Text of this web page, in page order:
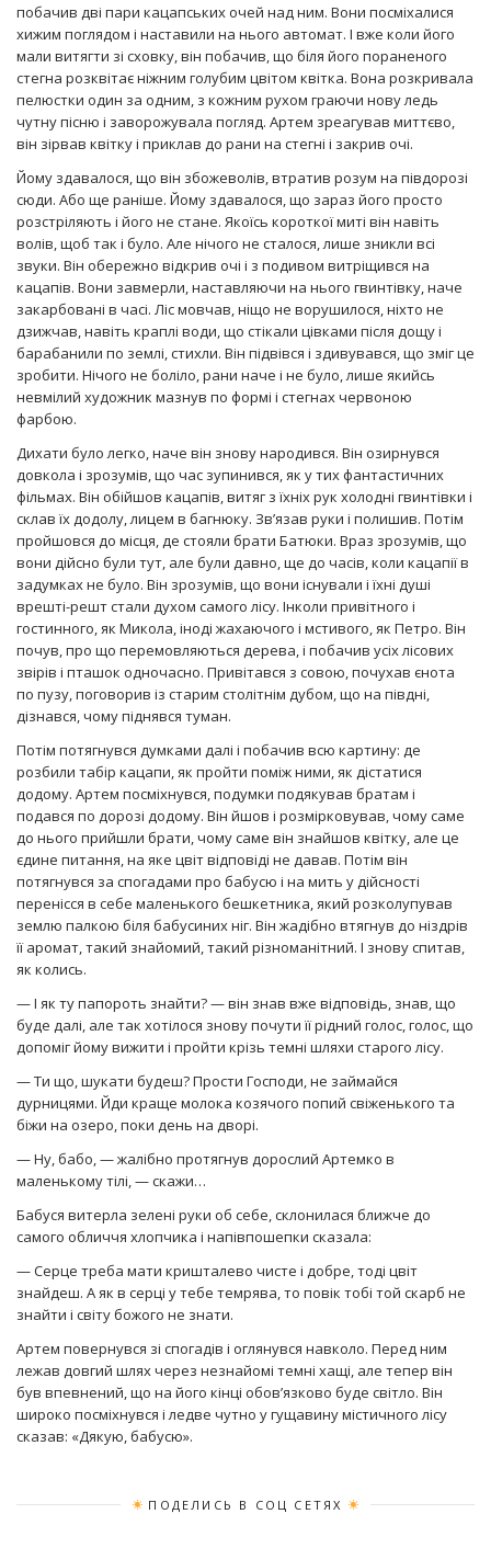
побачив дві пари кацапських очей над ним. Вони посміхалися
хижим поглядом і наставили на нього автомат. І вже коли його
мали витягти зі сховку, він побачив, що біля його пораненого
стегна розквітає ніжним голубим цвітом квітка. Вона розкривала
пелюстки один за одним, з кожним рухом граючи нову ледь
чутну пісню і заворожувала погляд. Артем зреагував миттєво,
він зірвав квітку і приклав до рани на стегні і закрив очі.
Йому здавалося, що він збожеволів, втратив розум на півдорозі
сюди. Або ще раніше. Йому здавалося, що зараз його просто
розстріляють і його не стане. Якоїсь короткої миті він навіть
волів, щоб так і було. Але нічого не сталося, лише зникли всі
звуки. Він обережно відкрив очі і з подивом витріщився на
кацапів. Вони завмерли, наставляючи на нього гвинтівку, наче
закарбовані в часі. Ліс мовчав, ніщо не ворушилося, ніхто не
дзижчав, навіть краплі води, що стікали цівками після дощу і
барабанили по землі, стихли. Він підвівся і здивувався, що зміг це
зробити. Нічого не боліло, рани наче і не було, лише якийсь
невмілий художник мазнув по формі і стегнах червоною
фарбою.
Дихати було легко, наче він знову народився. Він озирнувся
довкола і зрозумів, що час зупинився, як у тих фантастичних
фільмах. Він обійшов кацапів, витяг з їхніх рук холодні гвинтівки і
склав їх додолу, лицем в багнюку. Зв’язав руки і полишив. Потім
пройшовся до місця, де стояли брати Батюки. Враз зрозумів, що
вони дійсно були тут, але були давно, ще до часів, коли кацапії в
задумках не було. Він зрозумів, що вони існували і їхні душі
врешті-решт стали духом самого лісу. Інколи привітного і
гостинного, як Микола, іноді жахаючого і мстивого, як Петро. Він
почув, про що перемовляються дерева, і побачив усіх лісових
звірів і пташок одночасно. Привітався з совою, почухав єнота
по пузу, поговорив із старим столітнім дубом, що на півдні,
дізнався, чому піднявся туман.
Потім потягнувся думками далі і побачив всю картину: де
розбили табір кацапи, як пройти поміж ними, як дістатися
додому. Артем посміхнувся, подумки подякував братам і
подався по дорозі додому. Він йшов і розмірковував, чому саме
до нього прийшли брати, чому саме він знайшов квітку, але це
єдине питання, на яке цвіт відповіді не давав. Потім він
потягнувся за спогадами про бабусю і на мить у дійсності
перенісся в себе маленького бешкетника, який розколупував
землю палкою біля бабусиних ніг. Він жадібно втягнув до ніздрів
її аромат, такий знайомий, такий різноманітний. І знову спитав,
як колись.
— І як ту папороть знайти? — він знав вже відповідь, знав, що
буде далі, але так хотілося знову почути її рідний голос, голос, що
допоміг йому вижити і пройти крізь темні шляхи старого лісу.
— Ти що, шукати будеш? Прости Господи, не займайся
дурницями. Йди краще молока козячого попий свіженького та
біжи на озеро, поки день на дворі.
— Ну, бабо, — жалібно протягнув дорослий Артемко в
маленькому тілі, — скажи…
Бабуся витерла зелені руки об себе, склонилася ближче до
самого обличчя хлопчика і напівпошепки сказала:
— Серце треба мати кришталево чисте і добре, тоді цвіт
знайдеш. А як в серці у тебе темрява, то повік тобі той скарб не
знайти і світу божого не знати.
Артем повернувся зі спогадів і оглянувся навколо. Перед ним
лежав довгий шлях через незнайомі темні хащі, але тепер він
був впевнений, що на його кінці обов’язково буде світло. Він
широко посміхнувся і ледве чутно у гущавину містичного лісу
сказав: «Дякую, бабусю».
ПОДЕЛИСЬ В СОЦ СЕТЯХ